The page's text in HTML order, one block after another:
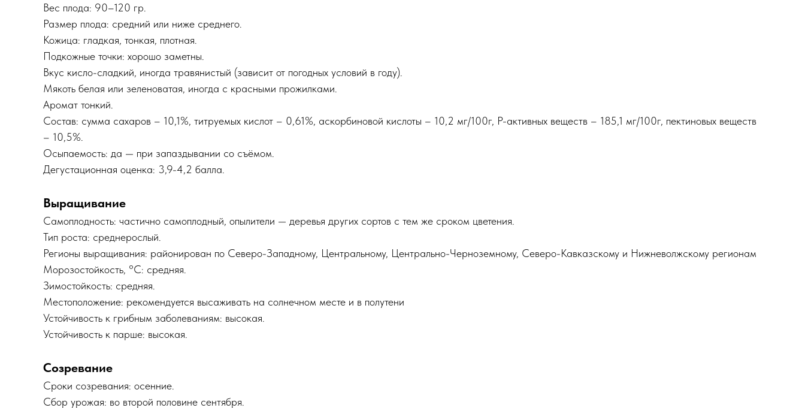
Вес плода: 90–120 гр.
Размер плода: средний или ниже среднего.
Кожица: гладкая, тонкая, плотная.
Подкожные точки: хорошо заметны.
Вкус кисло-сладкий, иногда травянистый (зависит от погодных условий в году).
Мякоть белая или зеленоватая, иногда с красными прожилками.
Аромат тонкий.
Состав: сумма сахаров – 10,1%, титруемых кислот – 0,61%, аскорбиновой кислоты – 10,2 мг/100г, Р-активных веществ – 185,1 мг/100г, пектиновых веществ
– 10,5%.
Осыпаемость: да — при запаздывании со съёмом.
Дегустационная оценка: 3,9-4,2 балла.
Выращивание
Самоплодность: частично самоплодный, опылители — деревья других сортов с тем же сроком цветения.
Тип роста: среднерослый.
Регионы выращивания: районирован по Северо-Западному, Центральному, Центрально-Черноземному, Северо-Кавказскому и Нижневолжскому регионам
Морозостойкость, °C: средняя.
Зимостойкость: средняя.
Местоположение: рекомендуется высаживать на солнечном месте и в полутени
Устойчивость к грибным заболеваниям: высокая.
Устойчивость к парше: высокая.
Созревание
Сроки созревания: осенние.
Сбор урожая: во второй половине сентября.